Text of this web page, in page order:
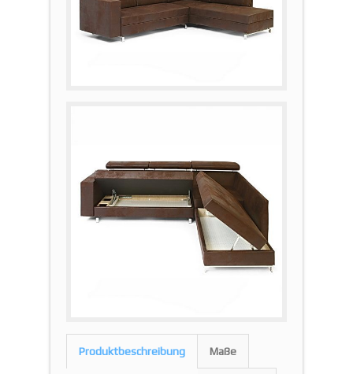
Produktbeschreibung Maße